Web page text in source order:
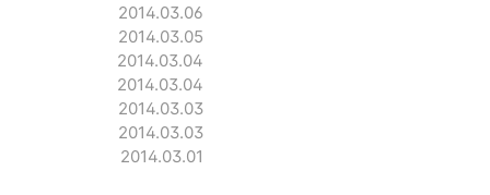
2014.03.06
2014.03.05
2014.03.04
2014.03.04
2014.03.03
2014.03.03
2014.03.01